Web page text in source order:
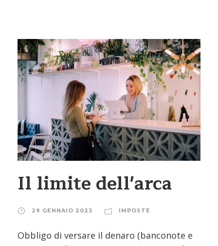
Il limite dell'arca
29 GENNAIO 2023 IMPOSTE
Obbligo di versare il denaro (banconote e